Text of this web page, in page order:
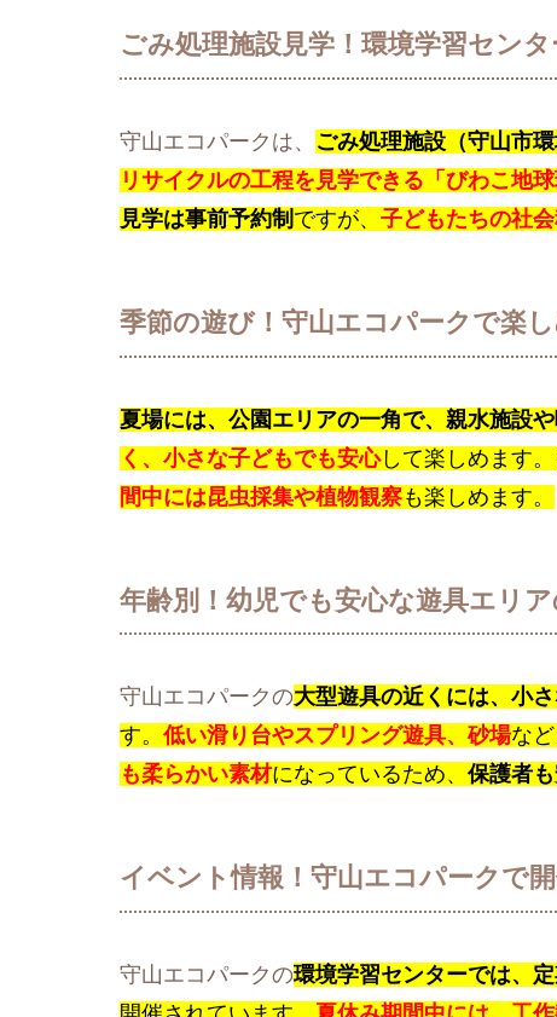
ごみ処理施設見学！環境学習セン
守山エコパークは、 ごみ処理施設（守山市
リサイクルの工程を見学できる「びわこ地球
見学は事前予約制 ですが、 子どもたちの社
季節の遊び！守山エコパークで楽
夏場には、公園エリアの一角で、親水施設
く、小さな子どもでも安心して楽しめます。
間中には昆虫採集や植物観察も楽しめます。
年齢別！幼児でも安心な遊具エリ
守山エコパークの大型遊具の近くには、小
す。 低い滑り台やスプリング遊具、砂場など
も柔らかい素材になっているため、 保護者
イベント情報！守山エコパークで
守山エコパークの環境学習センターでは、